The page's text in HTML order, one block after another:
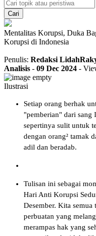
Cari
Mentalitas Korupsi, Duka
Korupsi di Indonesia
Penulis: Redaksi
Analisis - 09 Dec 2024 -
Ilustrasi
Setiap orang berhak
"pemberian" dari sang
sepertinya sulit untuk
dengan orang² tamak
adil dan beradab.
Tulisan ini sebagai
Hari Anti Korupsi
Desember. Kita
perbuatan yang
merampas hak yang